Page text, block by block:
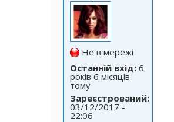
Не в мережі
Останній вхід: 6
років 6 місяців
тому
Зареєстрований:
03/12/2017 -
22:06